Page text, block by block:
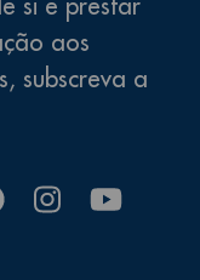
aos
subscreva a
instagramyoutube